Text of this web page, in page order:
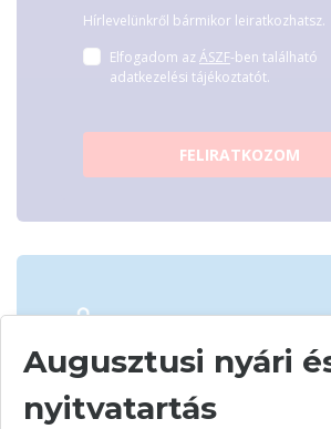
Hírlevelünkről bármikor leiratkozhatsz.
Elfogadom az ÁSZF-ben található
adatkezelési tájékoztatót.
FELIRATKOZOM
Vásárolj nálunk!
Nagy raktárkészlet
Augusztusi nyári
nyitvatartás